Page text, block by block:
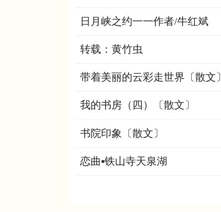
日月峡之约一一作者/牛红斌
转载：黄竹虫
带着美丽的云彩走世界〔散文〕
我的书房（四）〔散文〕
书院印象〔散文〕
恋曲▪铁山寺天泉湖